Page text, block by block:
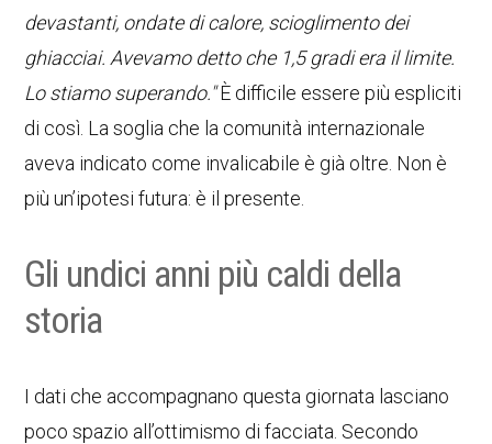
devastanti, ondate di calore, scioglimento dei
ghiacciai. Avevamo detto che 1,5 gradi era il limite.
Lo stiamo superando."È difficile essere più espliciti
di così. La soglia che la comunità internazionale
aveva indicato come invalicabile è già oltre. Non è
più un’ipotesi futura: è il presente.
Gli undici anni più caldi della
storia
I dati che accompagnano questa giornata lasciano
poco spazio all’ottimismo di facciata. Secondo